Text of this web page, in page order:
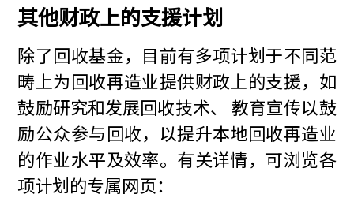
其他财政上的支援计划
除了回收基金，目前有多项计划于不同范
畴上为回收再造业提供财政上的支援，如
鼓励研究和发展回收技术、 教育宣传以鼓
励公众参与回收，以提升本地回收再造业
的作业水平及效率。有关详情，可浏览各
项计划的专属网页：